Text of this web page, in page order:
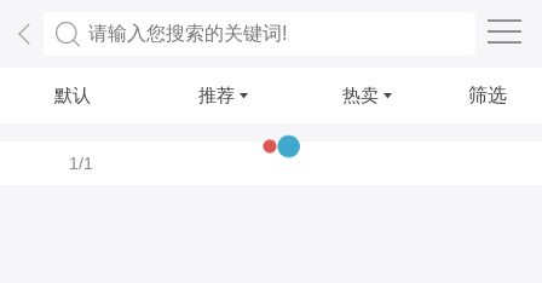
默认 推荐 热卖 筛选
1/1